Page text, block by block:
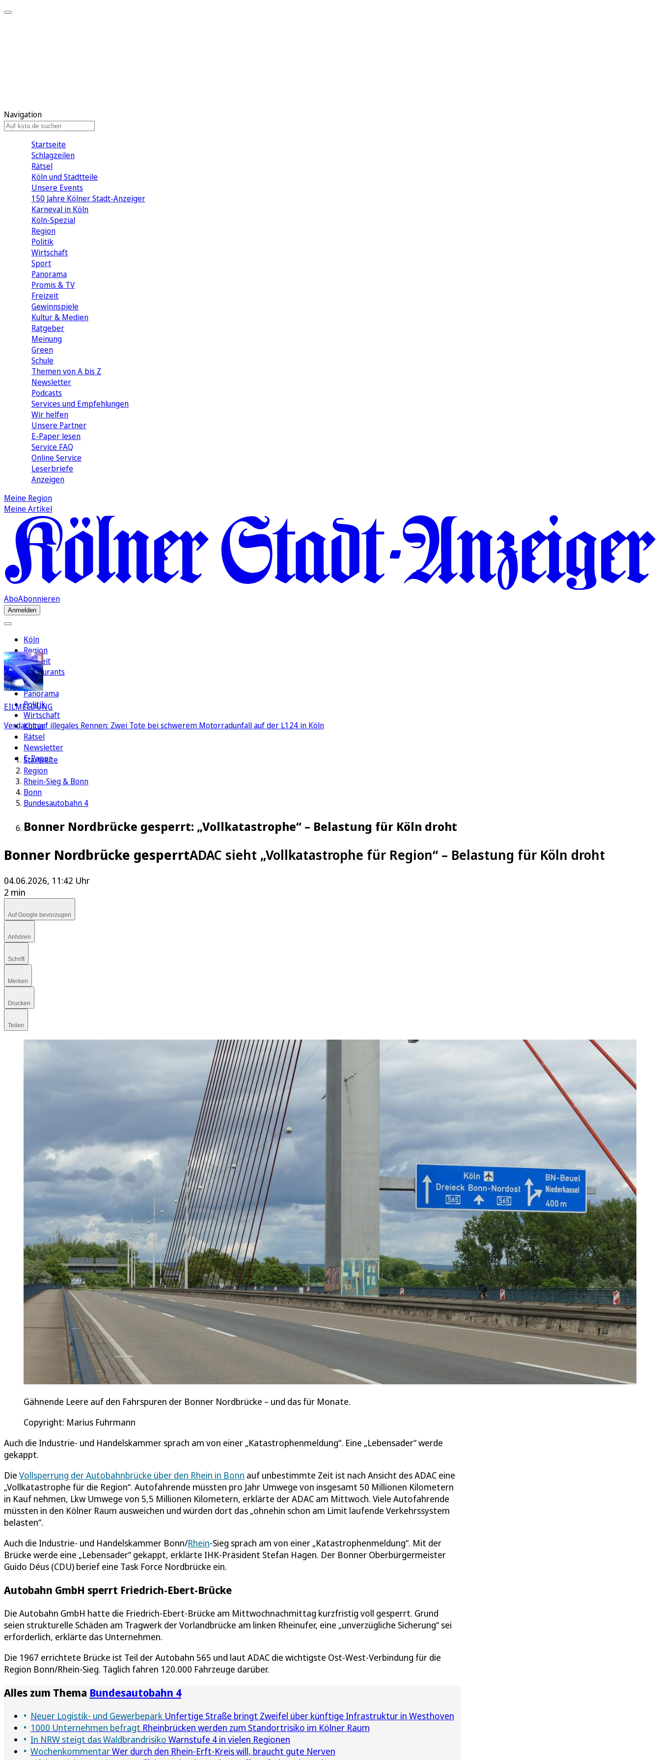
Navigation
Startseite
Schlagzeilen
Rätsel
Köln und Stadtteile
Unsere Events
150 Jahre Kölner Stadt-Anzeiger
Karneval in Köln
Köln-Spezial
Region
Politik
Wirtschaft
Sport
Panorama
Promis & TV
Freizeit
Gewinnspiele
Kultur & Medien
Ratgeber
Meinung
Green
Schule
Themen von A bis Z
Newsletter
Podcasts
Services und Empfehlungen
Wir helfen
Unsere Partner
E-Paper lesen
Service FAQ
Online Service
Leserbriefe
Anzeigen
Meine Region
Meine Artikel
AboAbonnieren
Anmelden
Köln
Region
Freizeit
Restaurants
FC
Panorama
Politik
Wirtschaft
Kultur
Rätsel
Newsletter
E-Paper
EILMELDUNG
Verdacht auf illegales Rennen: Zwei Tote bei schwerem Motorradunfall auf der L124 in Köln
Startseite
Region
Rhein-Sieg & Bonn
Bonn
Bundesautobahn 4
Bonner Nordbrücke gesperrt: „Vollkatastrophe“ – Belastung für Köln droht
Bonner Nordbrücke gesperrtADAC sieht „Vollkatastrophe für Region“ – Belastung für Köln droht
04.06.2026, 11:42 Uhr
2 min
Auf Google bevorzugen
Anhören
Schrift
Merken
Drucken
Teilen
Gähnende Leere auf den Fahrspuren der Bonner Nordbrücke – und das für Monate.
Copyright: Marius Fuhrmann
Auch die Industrie- und Handelskammer sprach am von einer „Katastrophenmeldung“. Eine „Lebensader“ werde
gekappt.
Die Vollsperrung der Autobahnbrücke über den Rhein in Bonn auf unbestimmte Zeit ist nach Ansicht des ADAC eine
„Vollkatastrophe für die Region“. Autofahrende müssten pro Jahr Umwege von insgesamt 50 Millionen Kilometern
in Kauf nehmen, Lkw Umwege von 5,5 Millionen Kilometern, erklärte der ADAC am Mittwoch. Viele Autofahrende
müssten in den Kölner Raum ausweichen und würden dort das „ohnehin schon am Limit laufende Verkehrssystem
belasten“.
Auch die Industrie- und Handelskammer Bonn/Rhein-Sieg sprach am von einer „Katastrophenmeldung“. Mit der
Brücke werde eine „Lebensader“ gekappt, erklärte IHK-Präsident Stefan Hagen. Der Bonner Oberbürgermeister
Guido Déus (CDU) berief eine Task Force Nordbrücke ein.
Autobahn GmbH sperrt Friedrich-Ebert-Brücke
Die Autobahn GmbH hatte die Friedrich-Ebert-Brücke am Mittwochnachmittag kurzfristig voll gesperrt. Grund
seien strukturelle Schäden am Tragwerk der Vorlandbrücke am linken Rheinufer, eine „unverzügliche Sicherung“ sei
erforderlich, erklärte das Unternehmen.
Die 1967 errichtete Brücke ist Teil der Autobahn 565 und laut ADAC die wichtigste Ost-West-Verbindung für die
Region Bonn/Rhein-Sieg. Täglich fahren 120.000 Fahrzeuge darüber.
Alles zum Thema Bundesautobahn 4
Neuer Logistik- und Gewerbepark Unfertige Straße bringt Zweifel über künftige Infrastruktur in Westhoven
1000 Unternehmen befragt Rheinbrücken werden zum Standortrisiko im Kölner Raum
In NRW steigt das Waldbrandrisiko Warnstufe 4 in vielen Regionen
WochenkommentarWer durch den Rhein-Erft-Kreis will, braucht gute Nerven